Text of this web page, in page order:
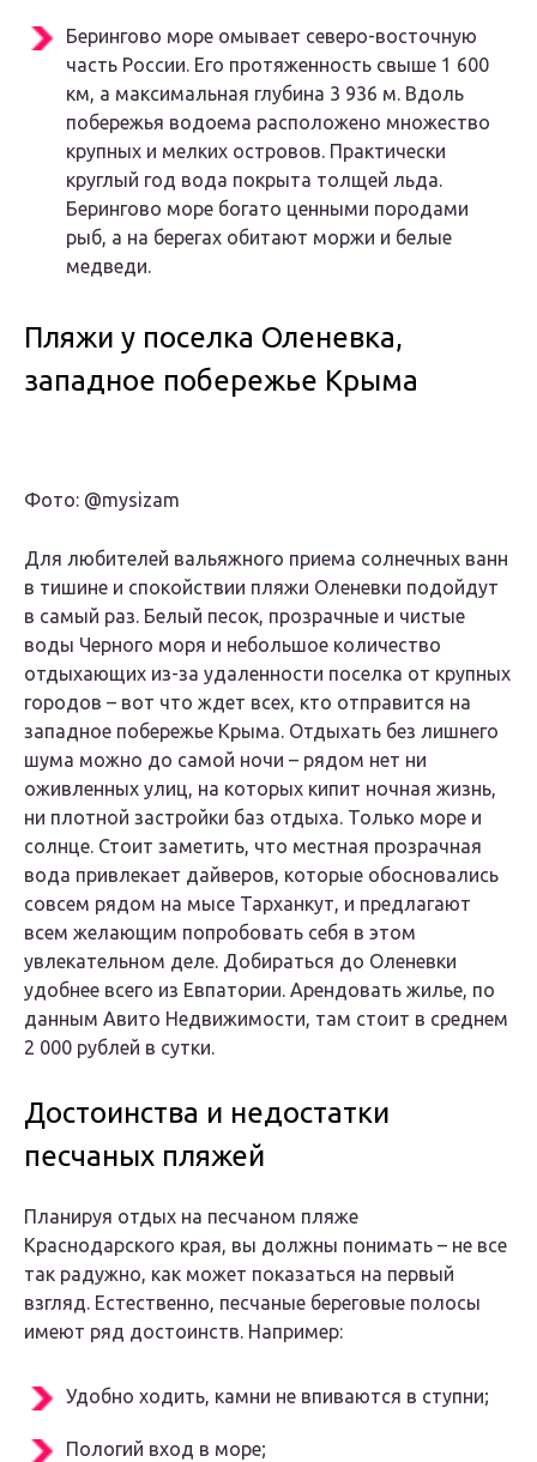
Берингово море омывает северо-восточную
часть России. Его протяженность свыше 1 600
км, а максимальная глубина 3 936 м. Вдоль
побережья водоема расположено множество
крупных и мелких островов. Практически
круглый год вода покрыта толщей льда.
Берингово море богато ценными породами
рыб, а на берегах обитают моржи и белые
медведи.
Пляжи у поселка Оленевка,
западное побережье Крыма
Фото: @mysizam
Для любителей вальяжного приема солнечных ванн
в тишине и спокойствии пляжи Оленевки подойдут
в самый раз. Белый песок, прозрачные и чистые
воды Черного моря и небольшое количество
отдыхающих из-за удаленности поселка от крупных
городов – вот что ждет всех, кто отправится на
западное побережье Крыма. Отдыхать без лишнего
шума можно до самой ночи – рядом нет ни
оживленных улиц, на которых кипит ночная жизнь,
ни плотной застройки баз отдыха. Только море и
солнце. Стоит заметить, что местная прозрачная
вода привлекает дайверов, которые обосновались
совсем рядом на мысе Тарханкут, и предлагают
всем желающим попробовать себя в этом
увлекательном деле. Добираться до Оленевки
удобнее всего из Евпатории. Арендовать жилье, по
данным Авито Недвижимости, там стоит в среднем
2 000 рублей в сутки.
Достоинства и недостатки
песчаных пляжей
Планируя отдых на песчаном пляже
Краснодарского края, вы должны понимать – не все
так радужно, как может показаться на первый
взгляд. Естественно, песчаные береговые полосы
имеют ряд достоинств. Например:
Удобно ходить, камни не впиваются в ступни;
Пологий вход в море;